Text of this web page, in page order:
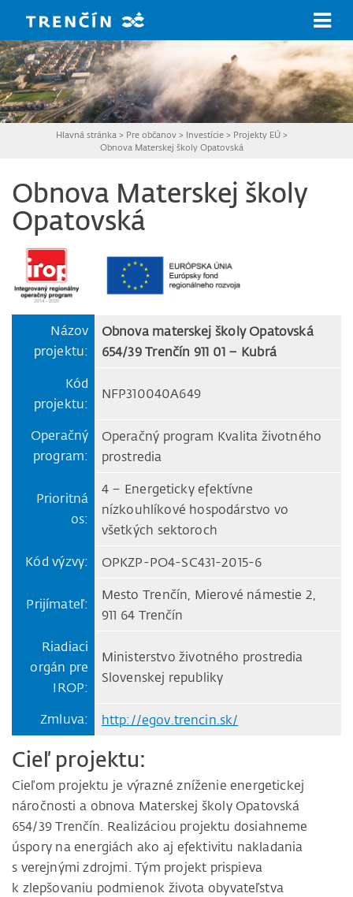
Hlavná stránka > Pre občanov > Investície > Projekty EÚ >
Obnova Materskej školy Opatovská
Obnova Materskej školy
Opatovská
Názov
projektu:
Obnova materskej školy Opatovská
654/39 Trenčín 911 01 – Kubrá
Kód
projektu:
NFP310040A649
Operačný
program:
Operačný program Kvalita životného
prostredia
Prioritná
os:
4 – Energeticky efektívne
nízkouhlíkové hospodárstvo vo
všetkých sektoroch
Kód výzvy:
OPKZP-PO4-SC431-2015-6
Prijímateľ:
Mesto Trenčín, Mierové námestie 2,
911 64 Trenčín
Riadiaci
orgán pre
IROP:
Ministerstvo životného prostredia
Slovenskej republiky
Zmluva: http://egov.trencin.sk/
Cieľ projektu:
Cieľom projektu je výrazné zníženie energetickej
náročnosti a obnova Materskej školy Opatovská
654/39 Trenčín. Realizáciou projektu dosiahneme
úspory na energiách ako aj efektivitu nakladania
s verejnými zdrojmi. Tým projekt prispieva
k zlepšovaniu podmienok života obyvateľstva